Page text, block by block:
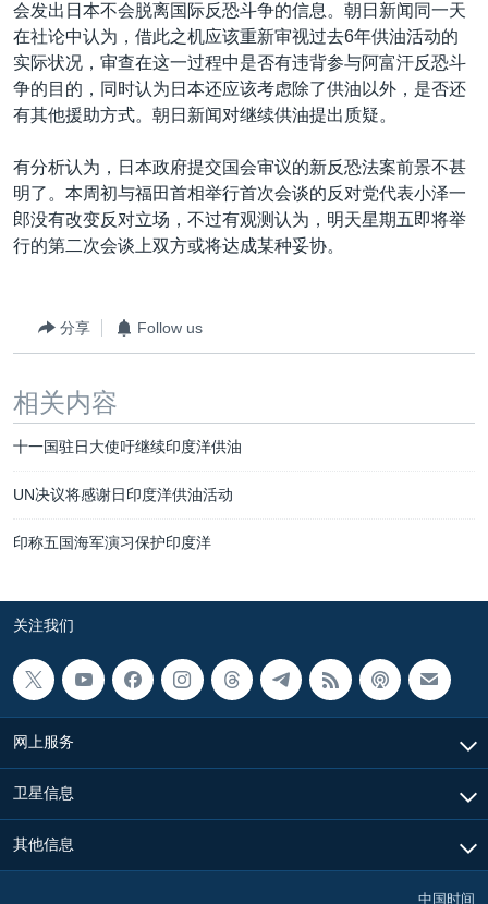
会发出日本不会脱离国际反恐斗争的信息。朝日新闻同一天
在社论中认为，借此之机应该重新审视过去6年供油活动的
实际状况，审查在这一过程中是否有违背参与阿富汗反恐斗
争的目的，同时认为日本还应该考虑除了供油以外，是否还
有其他援助方式。朝日新闻对继续供油提出质疑。
有分析认为，日本政府提交国会审议的新反恐法案前景不甚
明了。本周初与福田首相举行首次会谈的反对党代表小泽一
郎没有改变反对立场，不过有观测认为，明天星期五即将举
行的第二次会谈上双方或将达成某种妥协。
分享 Follow us
相关内容
十一国驻日大使吁继续印度洋供油
UN决议将感谢日印度洋供油活动
印称五国海军演习保护印度洋
关注我们
网上服务
卫星信息
其他信息
中国时间